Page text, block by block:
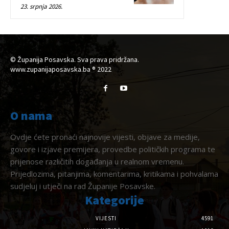
23. srpnja 2026.
© Županija Posavska. Sva prava pridržana.
www.zupanijaposavska.ba ® 2022
O nama
Ovdje ćete pronaći najnovije vijesti, objave za medije,
govore i izjave premijera, provedbe političkih programa te
prijenose različitih događanja u realnom vremenu.
Prijedlozima, pitanjima, komentarima, kritikama i pohvalama
sudjeluj i utječi na rad Županije Posavske.
Kategorije
VIJESTI
4591